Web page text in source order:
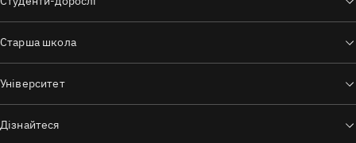
Старша школа
Університет
Дізнайтеся